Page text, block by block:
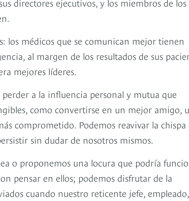
los médicos que se comunican mejor tienen
al margen de los resultados de sus
mejores líderes.
a la influencia personal y mutua que
como convertirse en un mejor amigo,
comprometido. Podemos reavivar la chispa
sin dudar de nosotros mismos.
o proponemos una locura que podría
pensar en ellos; podemos disfrutar de la
cuando nuestro reticente jefe, empleado,